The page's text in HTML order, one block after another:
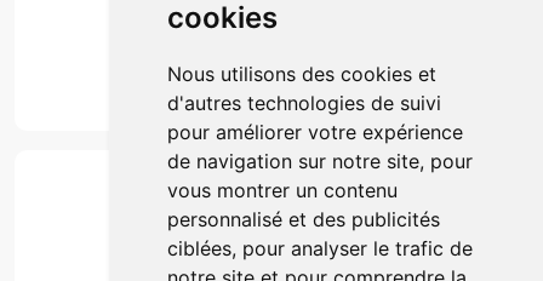
cookies
Nous utilisons des cookies et
d'autres technologies de suivi
pour améliorer votre expérience
de navigation sur notre site, pour
vous montrer un contenu
personnalisé et des publicités
ciblées, pour analyser le trafic de
Marques
Suivez-nous
Paiement
Simple, rapide et 100% sécurisé